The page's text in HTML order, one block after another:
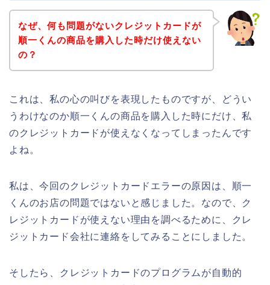
なぜ、何も問題がないクレジットカードが
順一くんの商品を購入した時だけ使えない
の？
これは、私の心の叫びを表現したものですが、どうい
うわけなのか順一くんの商品を購入した時にだけ、私
のクレジットカードが使えなくなってしまったんです
よね。
私は、今回のクレジットカードエラーの原因は、順一
くんのお店の問題ではないと感じました。なので、ク
レジットカードが使えない理由を調べるために、クレ
ジットカード会社に連絡をしてみることにしました。
そしたら、クレジットカードのプログラムが自動的